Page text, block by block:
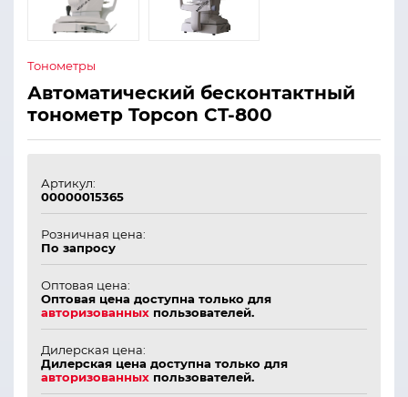
Тонометры
Автоматический бесконтактный
тонометр Topcon CT-800
Артикул:
00000015365
Розничная цена:
По запросу
Оптовая цена:
Оптовая цена доступна только для
авторизованных пользователей.
Дилерская цена:
Дилерская цена доступна только для
авторизованных пользователей.